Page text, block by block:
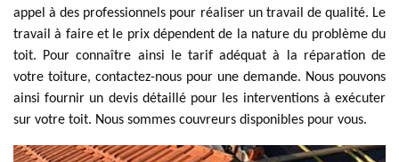
appel à des professionnels pour réaliser un travail de qualité. Le
travail à faire et le prix dépendent de la nature du problème du
toit. Pour connaître ainsi le tarif adéquat à la réparation de
votre toiture, contactez-nous pour une demande. Nous pouvons
ainsi fournir un devis détaillé pour les interventions à exécuter
sur votre toit. Nous sommes couvreurs disponibles pour vous.